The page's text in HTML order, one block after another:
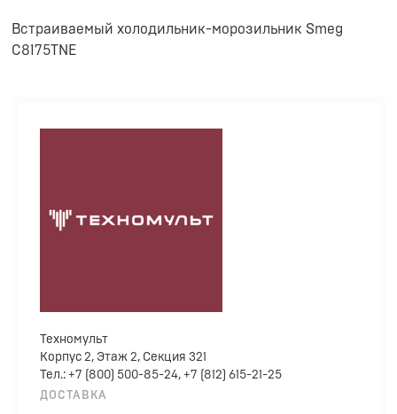
Встраиваемый холодильник-морозильник Smeg
C8175TNE
Техномульт
Корпус 2, Этаж 2, Секция 321
Тел.: +7 (800) 500-85-24, +7 (812) 615-21-25
ДОСТАВКА